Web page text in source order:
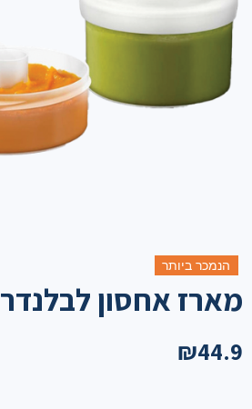
הנמכר ביותר
מארז אחסון לבלנדר 4 ב-1
₪44.9